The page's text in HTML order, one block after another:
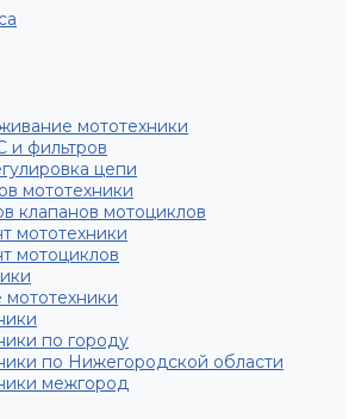
мототехники
и фильтров
цепи
мототехники
клапанов мотоциклов
мототехники
мотоциклов
по городу
по Нижегородской области
межгород